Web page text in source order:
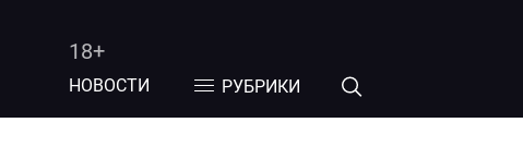
18+
НОВОСТИ РУБРИКИ